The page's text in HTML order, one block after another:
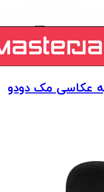
عکاسی مک دودو